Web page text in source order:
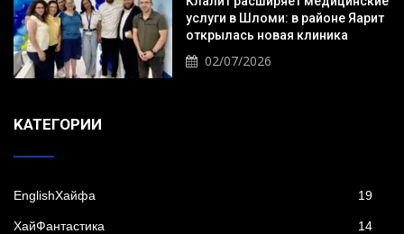
услуги в Шломи: в районе Яарит
открылась новая клиника
02/07/2026
KАТЕГОРИИ
EnglishХайфа 19
XайФантастика 14